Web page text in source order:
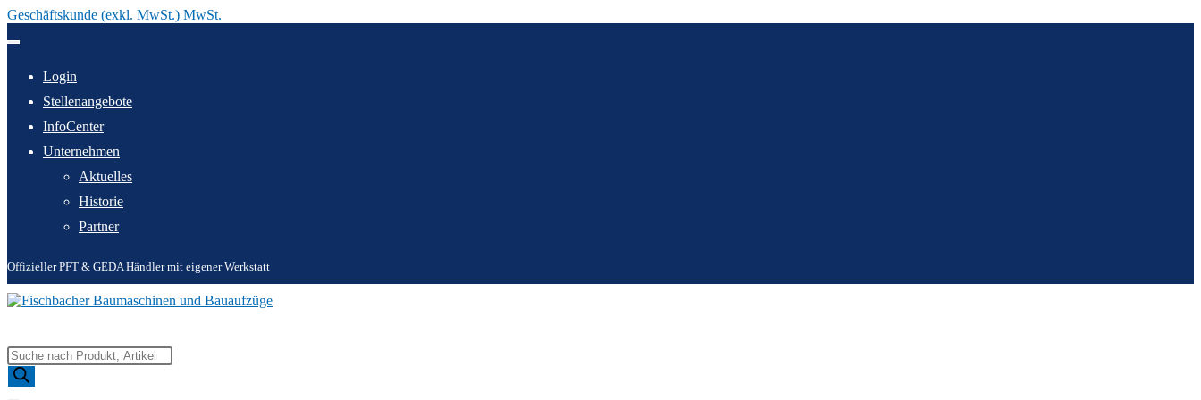
Geschäftskunde (exkl. MwSt.) MwSt.
Inhalt
Login
Stellenangebote
InfoCenter
Unternehmen
Aktuelles
Historie
Partner
Offizieller PFT & GEDA Händler mit eigener Werkstatt
Products
search